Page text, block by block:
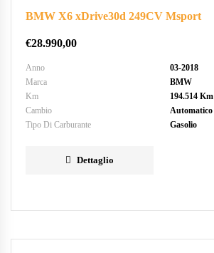
BMW X6 xDrive30d 249CV Msport
€28.990,00
Anno
03-2018
Marca
BMW
Km
194.514 Km
Cambio
Automatico
Tipo Di Carburante
Gasolio
Dettaglio